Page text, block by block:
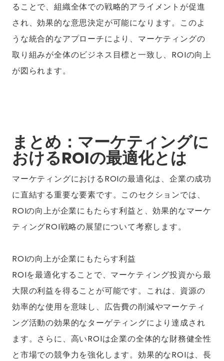
ることで、組織全体での戦略的アライメントが促進
され、効果的な意思決定が可能になります。このよ
うな統合的なアプローチにより、マーケティングの
取り組みが全体のビジネス目標と一致し、ROIの向上
が図られます。
まとめ：マーケティングに
おけるROIの最適化とは
マーケティングにおけるROIの最適化は、企業の成功
に直結する重要な要素です。このセクションでは、
ROIの向上が企業にもたらす利益と、効果的なマーケ
ティングROI戦略の展望について考察します。
ROIの向上が企業にもたらす利益
ROIを最適化することで、マーケティング投資から最
大限の利益を得ることが可能です。これは、資源の
効率的な使用を意味し、広告費の削減やマーケティ
ング活動の効果的なターゲティングにより達成され
ます。さらに、高いROIは企業の全体的な財務健全性
と市場での競争力を強化します。効果的なROIは、長